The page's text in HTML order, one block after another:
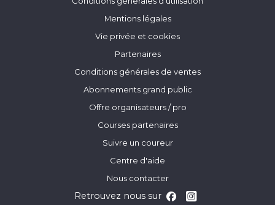
Mentions légales
Vie privée et cookies
Partenaires
Conditions générales de ventes
Abonnements grand public
Offre organisateurs / pro
Courses partenaires
Suivre un coureur
Centre d'aide
Nous contacter
Retrouvez nous sur